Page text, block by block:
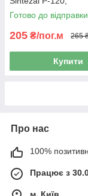
20х12х2500мм.
Готово до відправки
205 ₴/пог.м 265
Купити
Про нас
100%
Працює з